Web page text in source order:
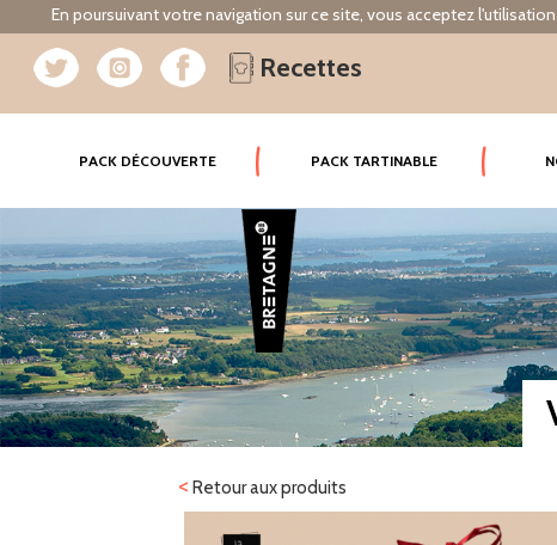
En poursuivant votre navigation sur ce site, vous acceptez
Recettes
PACK DÉCOUVERTE(CURRENT) PACK TARTINABLE
< Retour aux produits